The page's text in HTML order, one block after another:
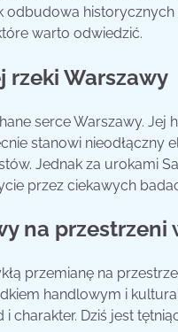
warto odwiedzić.
rzeki Warszawy
serce Warszawy. Jej
stanowi
Jednak za urokami
przez ciekawych
na przestrzeni
przemianę na
handlowym i
charakter. Dziś jest